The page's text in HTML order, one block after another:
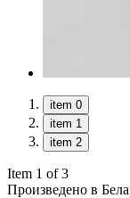
item 0
item 1
item 2
Item 1 of 3
Произведено в